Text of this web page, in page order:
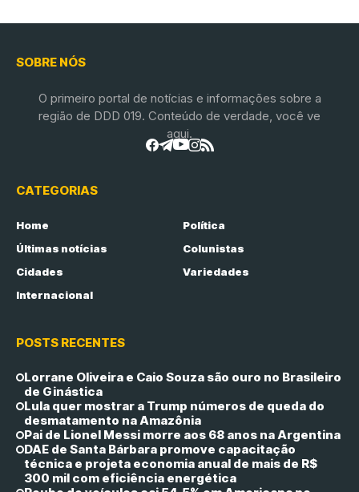
SOBRE NÓS
O primeiro portal de notícias e informações sobre a
região de DDD 019. Conteúdo de verdade, você ve
aqui.
CATEGORIAS
Home
Política
Últimas notícias
Colunistas
Cidades
Variedades
Internacional
POSTS RECENTES
Lorrane Oliveira e Caio Souza são ouro no Brasileiro
de Ginástica
Lula quer mostrar a Trump números de queda do
desmatamento na Amazônia
Pai de Lionel Messi morre aos 68 anos na Argentina
DAE de Santa Bárbara promove capacitação
técnica e projeta economia anual de mais de R$
300 mil com eficiência energética